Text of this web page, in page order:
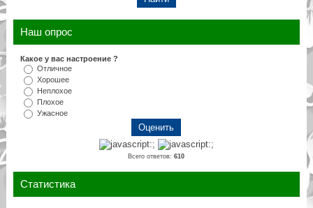
Наш опрос
Какое у вас настроение ?
Отличное
Хорошее
Неплохое
Плохое
Ужасное
Всего ответов:610
Статистика